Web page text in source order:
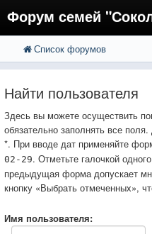
Форум семей
FAQ
Вход
Список форумов
Найти пользователя
Здесь вы можете осуществить
обязательно заполнять все
*. При вводе дат применяйте
02-29. Отметьте галочкой
предыдущая форма допускает
кнопку «Выбрать отмеченных»,
Имя пользователя: